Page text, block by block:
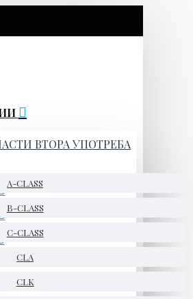
ВТОРА УПОТРЕБА
A-CLASS
B-CLASS
C-CLASS
CLA
CLK